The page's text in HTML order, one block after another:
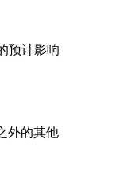
预计影响
外的其他